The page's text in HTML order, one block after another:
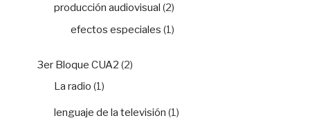
producción audiovisual (2)
efectos especiales (1)
3er Bloque CUA2 (2)
La radio (1)
lenguaje de la televisión (1)